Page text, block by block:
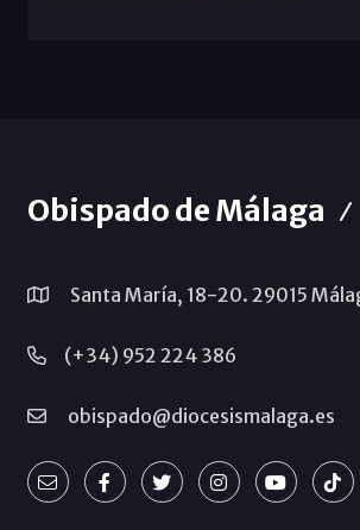
Obispado de Málaga
Santa María, 18-20. 29015
(+34) 952 224 386
obispado@diocesismalaga.es